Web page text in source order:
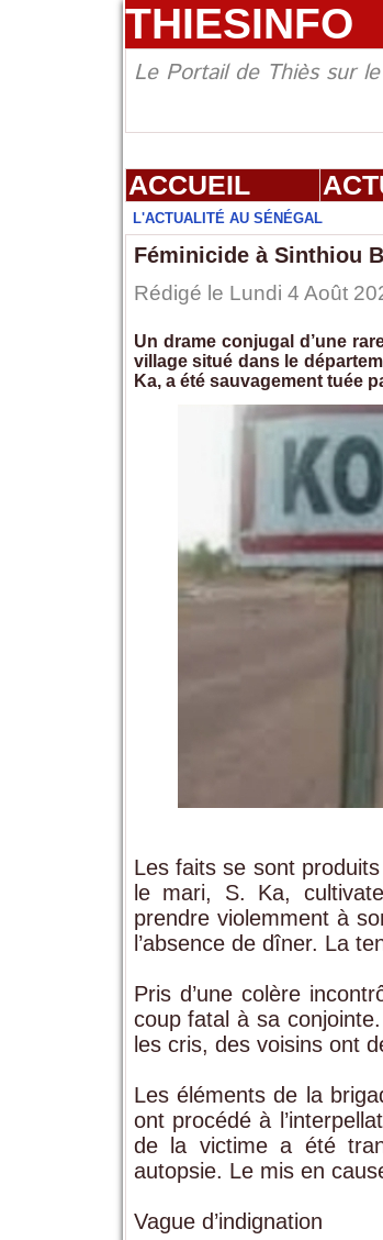
THIESINFO
Le Portail de Thiès sur
ACCUEIL
L'ACTUALITÉ AU SÉNÉGAL
Féminicide à Sinthiou
Rédigé le Lundi 4 Août
Un drame conjugal d’une
village situé dans le
Ka, a été sauvagement tuée
Les faits se sont
le mari, S. Ka,
prendre violemment à
l’absence de dîner. La
Pris d’une colère
coup fatal à sa
les cris, des voisins ont
Les éléments de la
ont procédé à
de la victime a été
autopsie. Le mis en
Vague d’indignation